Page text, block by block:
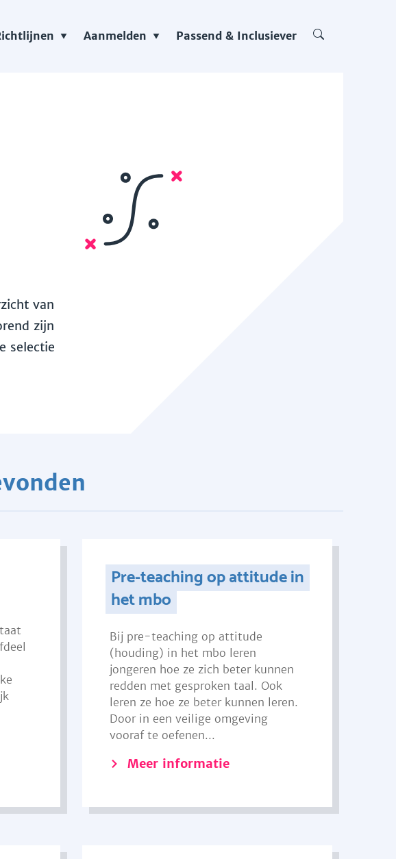
Aanmelden Passend & Inclusiever
van
zijn
selectie
Pre-teaching op attitude in
het mbo
Bij pre-teaching op attitude
(houding) in het mbo leren
jongeren hoe ze zich beter kunnen
redden met gesproken taal. Ook
leren ze hoe ze beter kunnen leren.
Door in een veilige omgeving
vooraf te oefenen...
Meer informatie